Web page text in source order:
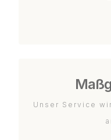
Unser Service